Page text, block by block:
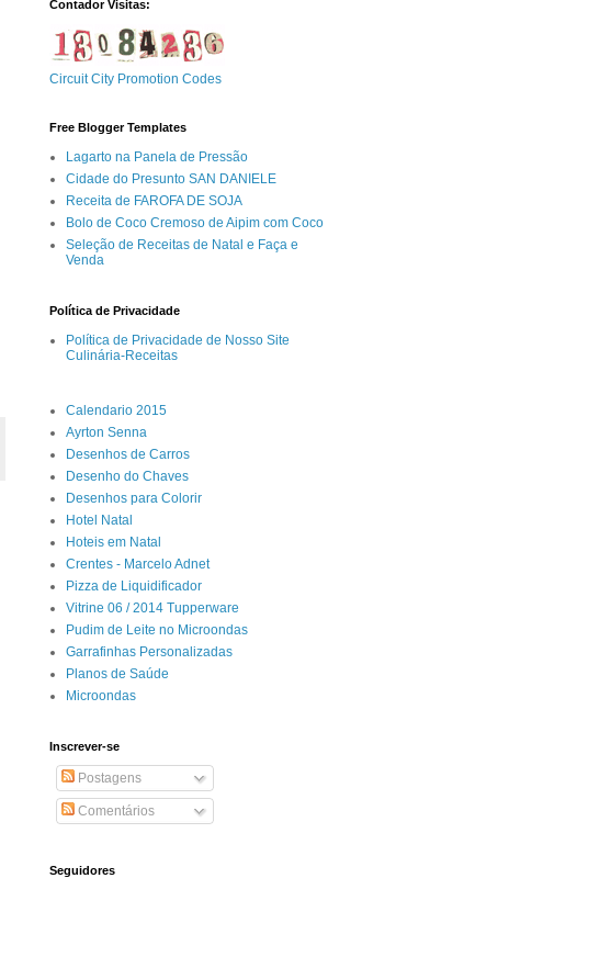
Contador Visitas:
Circuit City Promotion Codes
Free Blogger Templates
Lagarto na Panela de Pressão
Cidade do Presunto SAN DANIELE
Receita de FAROFA DE SOJA
Bolo de Coco Cremoso de Aipim com Coco
Seleção de Receitas de Natal e Faça e
Venda
Política de Privacidade
Política de Privacidade de Nosso Site
Culinária-Receitas
Calendario 2015
Ayrton Senna
Desenhos de Carros
Desenho do Chaves
Desenhos para Colorir
Hotel Natal
Hoteis em Natal
Crentes - Marcelo Adnet
Pizza de Liquidificador
Vitrine 06 / 2014 Tupperware
Pudim de Leite no Microondas
Garrafinhas Personalizadas
Planos de Saúde
Microondas
Inscrever-se
Postagens
Comentários
Seguidores